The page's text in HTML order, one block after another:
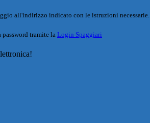
all'indirizzo indicato con le istruzioni necessarie.
tramite la Login Spaggiari